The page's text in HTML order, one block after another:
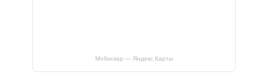
Мобискар — Яндекс.Карты